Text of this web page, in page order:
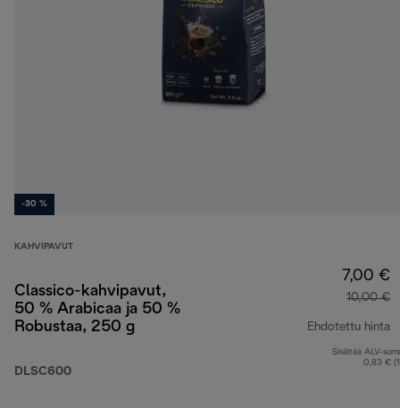
-30 %
KAHVIPAVUT
Classico-kahvipavut,
50 % Arabicaa ja 50 %
Robustaa, 250 g
DLSC600
7,00 €
10,00 €
Ehdotettu hinta
Sisältää ALV-
0,83 €